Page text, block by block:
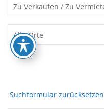
Suchformular zurücksetzen